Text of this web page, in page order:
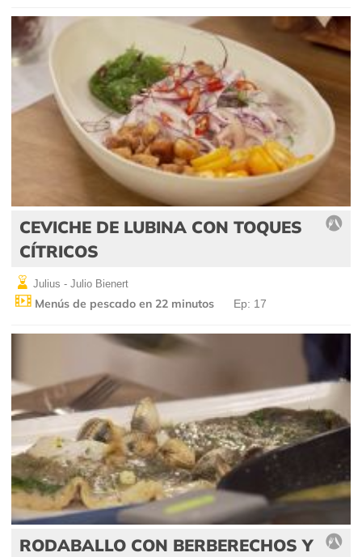
CEVICHE DE LUBINA CON TOQUES
CÍTRICOS
Julius - Julio Bienert
Menús de pescado en 22 minutos Ep: 17
RODABALLO CON BERBERECHOS Y